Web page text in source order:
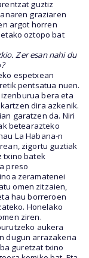
guztiz
graziaren
argot horren
oztopo bat
Zer esan nahi du
espetxean
pentsatua nuen.
bera eta
dira azkenik.
garatzen da. Niri
betearazteko
La Habana-n
zigortu guztiak
txino batek
preso
zeramatenei
omen zitzaien,
hau borreroen
Honelako
ziren.
aukera
dugun arrazakeria
guretzat txino